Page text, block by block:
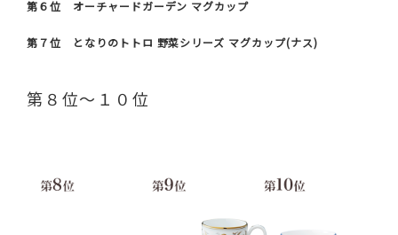
第６位 オーチャードガーデン マグカップ
第７位 となりのトトロ 野菜シリーズ マグカップ(ナス)
第８位～１０位